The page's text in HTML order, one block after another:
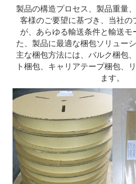
製品の構造プロセス、製品重量
客様のご要望に基づき、当社の
が、あらゆる輸送条件と輸送モ
た、製品に最適な梱包ソリュー
主な梱包方法には、バルク梱包
ト梱包、キャリアテープ梱包、
ます。